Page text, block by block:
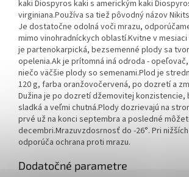
kaki Diospyros kaki s americkým kaki
virginiana.Používa sa tiež pôvodný názov
Je dostatočne odolná voči mrazu,
mimo vinohradníckych oblastí.Kvitne v
je partenokarpická, bezsemenné plody sa
opelenia.Ak je prítomná iná odroda -
niečo väčšie plody so semenami.Plod je
120 g, farba oranžovočervená, po dozretí a
Dužina je po dozretí džemovitej
sladká a veľmi chutná.Plody dozrievajú na
prvé už na konci septembra a posledné
decembri.Mrazuvzdosrnosť do -26°. Pri
odporúča ochrana proti mrazu.
Dodatočné parametre